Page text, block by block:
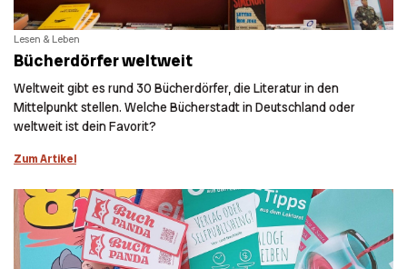
Lesen & Leben
Bücherdörfer weltweit
Weltweit gibt es rund 30 Bücherdörfer, die Literatur in den
Mittelpunkt stellen. Welche Bücherstadt in Deutschland oder
weltweit ist dein Favorit?
Zum Artikel